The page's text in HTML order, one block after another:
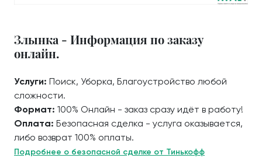
Злынка - Информация по заказу
онлайн.
Услуги: Поиск, Уборка, Благоустройство любой
сложности.
Формат: 100% Онлайн - заказ сразу идёт в работу!
Оплата: Безопасная сделка - услуга оказывается,
либо возврат 100% оплаты.
Подробнее о безопасной сделке от Тинькофф